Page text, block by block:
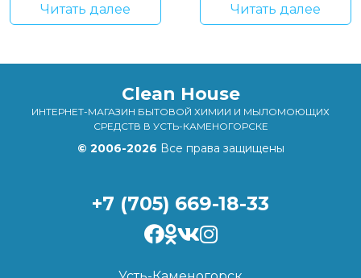
Читать далее Читать далее
Clean House
ИНТЕРНЕТ-МАГАЗИН БЫТОВОЙ ХИМИИ И МЫЛОМОЮЩИХ
СРЕДСТВ В УСТЬ-КАМЕНОГОРСКЕ
© 2006-2026 Все права защищены
+7 (705) 669-18-33